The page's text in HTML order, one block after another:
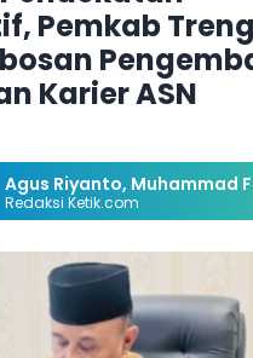
Pemkab
Karier ASN
Agus Riyanto, Muhammad
Redaksi Ketik.com